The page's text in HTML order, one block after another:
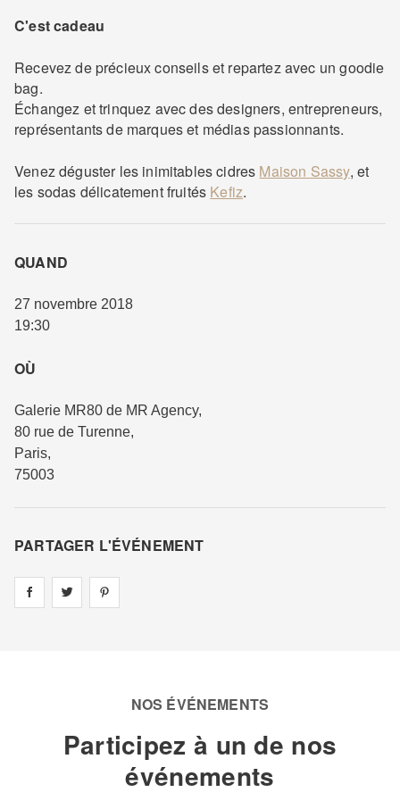
C'est cadeau
Recevez de précieux conseils et repartez avec un goodie
bag.
Échangez et trinquez avec des designers, entrepreneurs,
représentants de marques et médias passionnants.
Venez déguster les inimitables cidres Maison Sassy, et
les sodas délicatement fruités Kefiz.
QUAND
27 novembre 2018
19:30
OÙ
Galerie MR80 de MR Agency,
80 rue de Turenne,
Paris,
75003
PARTAGER L'ÉVÉNEMENT
Share on facebook
Share on
NOS ÉVÉNEMENTS
Participez à un de nos
événements